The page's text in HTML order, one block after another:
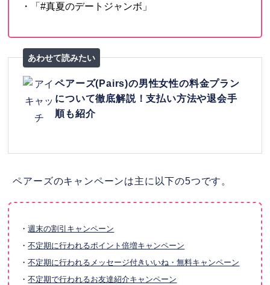
・「#真夏のデートジャンボ」
ペアーズ(Pairs)の男性女性の料金プラン
について徹底解説！支払い方法や退会手
順も紹介
ペアーズのキャンペーンは主に以下の5つです。
・週末の割引キャンペーン
・不定期に行われるポイント倍増キャンペーン
・不定期に行われるメッセージ付きいいね・無料キャンペーン
・不定期で行われるお友達紹介キャンペーン